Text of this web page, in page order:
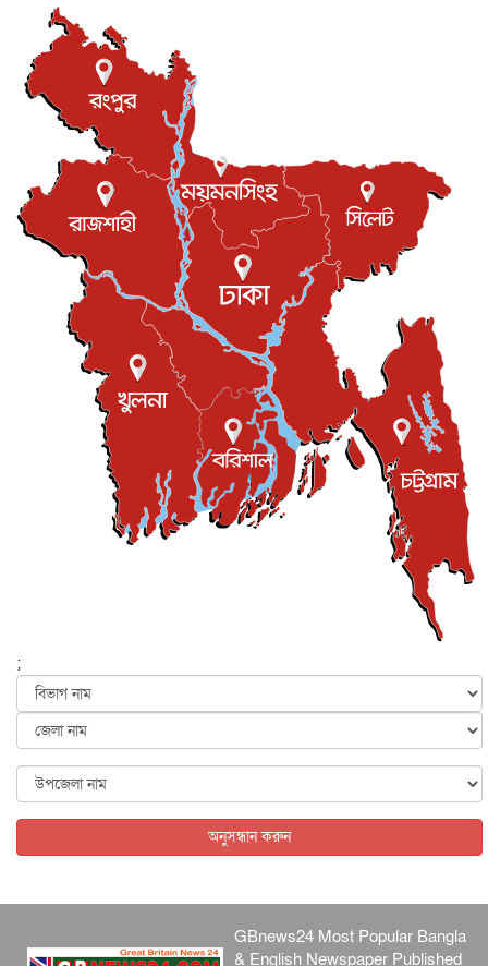
টি-টোয়েন্টি ইতিহাসের সর্বোচ্চ রানের মালিক এখন জস বাটলার
বস্তিতে কেটেছে শৈশব, আজ মুম্বাইয়ে দুই বাড়ির মালিক
বিনোদন ৬ আগস্ট, ২০২৬
যুক্তরাজ্যে বসবাসরত জাতীয়তাবাদী কুলাউড়াবাসীর মত বিনিময়
সভা...
ইউকে কমিউনিটি ৫ আগস্ট, ২০২৬
প্রধানমন্ত্রীকে সৌদি আরব সফরের আমন্ত্রণ
জাতীয় ৫ আগস্ট, ২০২৬
জুলাই গণ-অভ্যুত্থান দিবস আজ, স্মরণে দেশজুড়ে কর্মসূচি
জাতীয় ৫ আগস্ট, ২০২৬
জনগণ পরিবর্তন চেয়েছে বলেই জুলাই আন্দোলন সফল :
৫ আগস্ট, ২০২৬
বেনজীর আহমেদের সঙ্গে পরীমনির ঘনিষ্ঠ সম্পর্ক ছিল : নাসির
মাহম...
জাতীয় ৫ আগস্ট, ২০২৬
হরমুজ নিয়ে ইরান-মার্কিন চুক্তি হতে পারে আজ : মার্কিন অর্থমন...
৫ আগস্ট, ২০২৬
পৃথিবীর দিকে আসছে বিধ্বংসী বস্তু, পারমাণবিক বোমা দিয়ে করা
আন্তর্জাতিক ৫ আগস্ট, ২০২৬
কেনিয়ায় ১৫ হাতির রহস্যজনক মৃত্যু, সন্দেহের মুখে কীটনাশকের
আন্তর্জাতিক ৫ আগস্ট, ২০২৬
;
অনুসন্ধান করুন
GBnews24 Most Popular Bangla
& English Newspaper Published